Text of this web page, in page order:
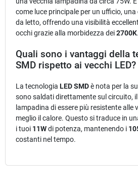
come luce principale per un ufficio,
da letto, offrendo una visibilità
occhi grazie alla morbidezza dei2700K.
Quali sono i vantaggi della
SMD rispetto ai vecchi LED?
La tecnologia LED SMDè nota per la
sono saldati direttamente sul circuito,
lampadina di essere più resistente alle
meglio il calore. Questo si traduce in
i tuoi 11Wdi potenza, mantenendo i
costanti nel tempo.